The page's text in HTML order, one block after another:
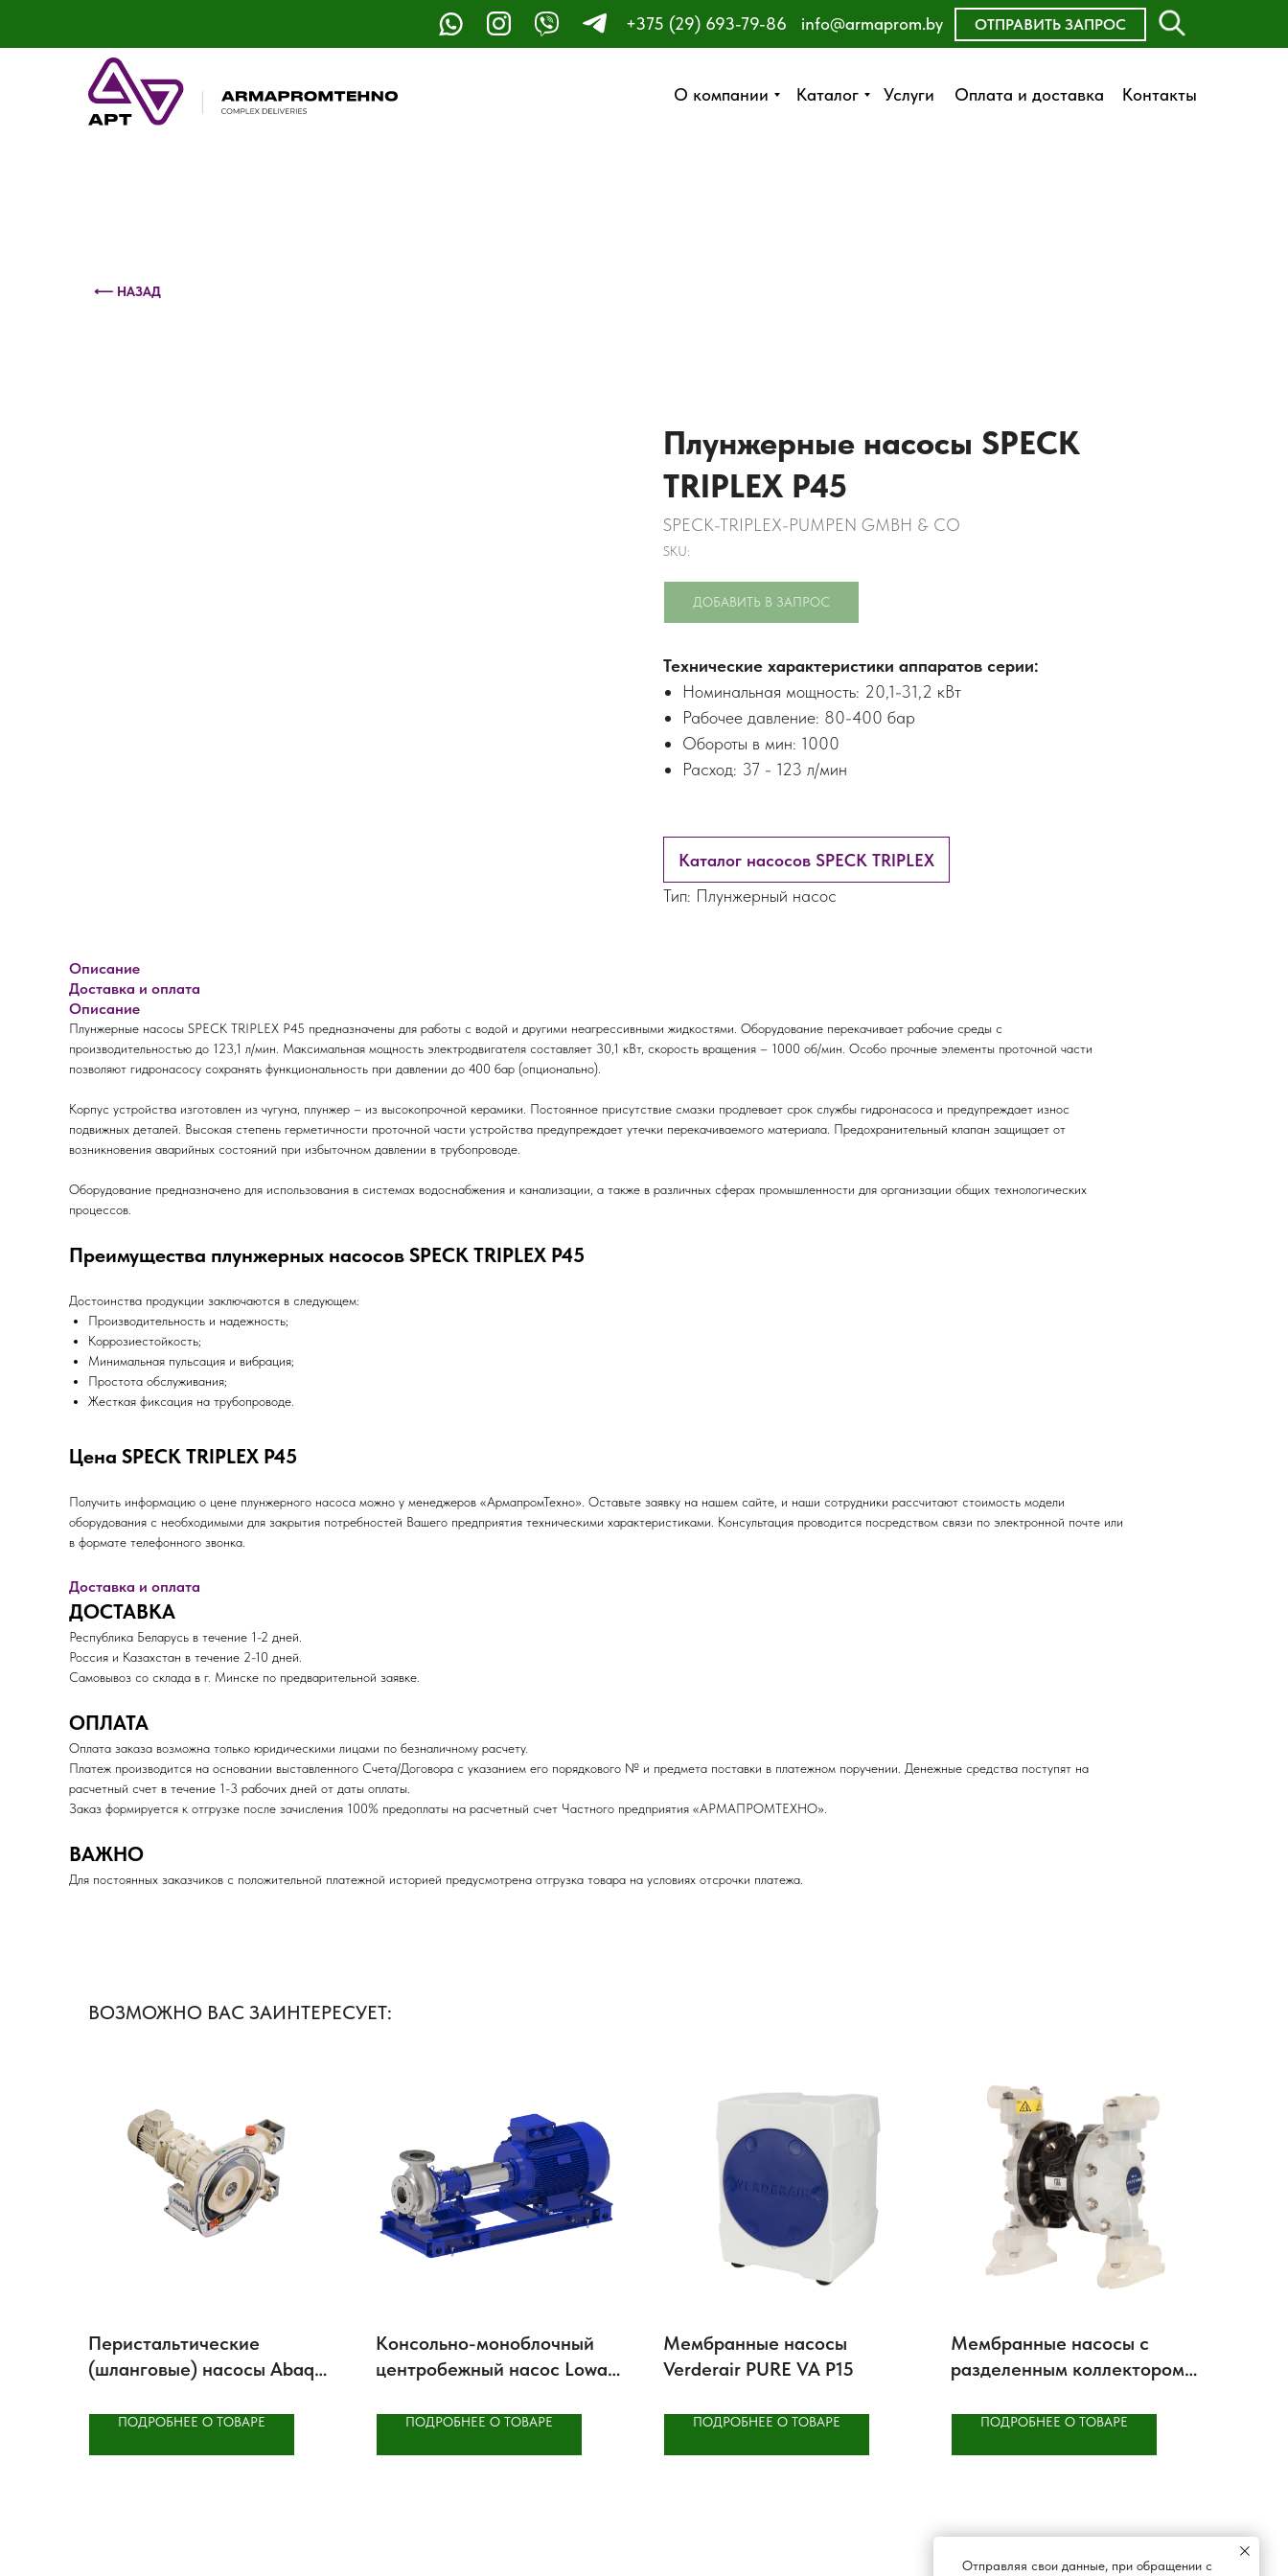
О компании Каталог Услуги Оплата и доставка Контакты
+375 (29) 693-79-86 ОТПРАВИТЬ ЗАПРОС
info@armaprom.by
О компании Каталог Услуги Оплата и доставка Контакты
ОСТАВИТЬ ЗАЯВКУ
ЗАКАЗАТЬ ЗВОНОК
⟵ НАЗАД
Плунжерные насосы SPECK
TRIPLEX P45
SPECK-TRIPLEX-PUMPEN GMBH & CO
SKU:
ДОБАВИТЬ В ЗАПРОС
Технические характеристики аппаратов серии:
Номинальная мощность: 20,1-31,2 кВт
Рабочее давление: 80-400 бар
Обороты в мин: 1000
Расход: 37 - 123 л/мин
Каталог насосов SPECK TRIPLEX
Тип: Плунжерный насос
Описание
Доставка и оплата
Описание
Плунжерные насосы SPECK TRIPLEX P45 предназначены для работы с водой и другими неагрессивными жидкостями. Оборудование перекачивает рабочие среды с
производительностью до 123,1 л/мин. Максимальная мощность электродвигателя составляет 30,1 кВт, скорость вращения – 1000 об/мин. Особо прочные элементы проточной части
позволяют гидронасосу сохранять функциональность при давлении до 400 бар (опционально).
Корпус устройства изготовлен из чугуна, плунжер – из высокопрочной керамики. Постоянное присутствие смазки продлевает срок службы гидронасоса и предупреждает износ
подвижных деталей. Высокая степень герметичности проточной части устройства предупреждает утечки перекачиваемого материала. Предохранительный клапан защищает от
возникновения аварийных состояний при избыточном давлении в трубопроводе.
Оборудование предназначено для использования в системах водоснабжения и канализации, а также в различных сферах промышленности для организации общих технологических
процессов.
Преимущества плунжерных насосов SPECK TRIPLEX P45
Достоинства продукции заключаются в следующем:
Производительность и надежность;
Коррозиестойкость;
Минимальная пульсация и вибрация;
Простота обслуживания;
Жесткая фиксация на трубопроводе.
Цена SPECK TRIPLEX P45
Получить информацию о цене плунжерного насоса можно у менеджеров «АрмапромТехно». Оставьте заявку на нашем сайте, и наши сотрудники рассчитают стоимость модели
оборудования с необходимыми для закрытия потребностей Вашего предприятия техническими характеристиками. Консультация проводится посредством связи по электронной почте или
в формате телефонного звонка.
Доставка и оплата
ДОСТАВКА
Республика Беларусь в течение 1-2 дней.
Россия и Казахстан в течение 2-10 дней.
Самовывоз со склада в г. Минске по предварительной заявке.
ОПЛАТА
Оплата заказа возможна только юридическими лицами по безналичному расчету.
Платеж производится на основании выставленного Счета/Договора с указанием его порядкового № и предмета поставки в платежном поручении. Денежные средства поступят на
расчетный счет в течение 1-3 рабочих дней от даты оплаты.
Заказ формируется к отгрузке после зачисления 100% предоплаты на расчетный счет Частного предприятия «АРМАПРОМТЕХНО».
ВАЖНО
Для постоянных заказчиков с положительной платежной историей предусмотрена отгрузка товара на условиях отсрочки платежа.
ВОЗМОЖНО ВАС ЗАИНТЕРЕСУЕТ:
Перистальтические
(шланговые) насосы Abaque
HD20ПОДРОБНЕЕ О ТОВАРЕ
Консольно-моноблочный
центробежный насос Lowara
ПОДРОБНЕЕ О ТОВАРЕ
Мембранные насосы
Verderair PURE VA P15
ПОДРОБНЕЕ О ТОВАРЕ
Мембранные насосы с
разделенным коллектором
ПОДРОБНЕЕ О ТОВАРЕ
Отправляя свои данные, при обращении с